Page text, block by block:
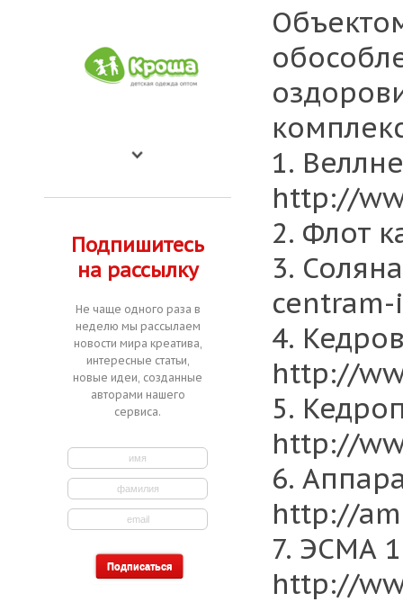
Подпишитесь
на рассылку
Не чаще одного раза в
неделю мы рассылаем
новости мира креатива,
интересные статьи,
новые идеи, созданные
авторами нашего
сервиса.
1.
http://
2. Флот
3.
4.
http://
5.
http://
6.
http://
7. ЭСМА
http://